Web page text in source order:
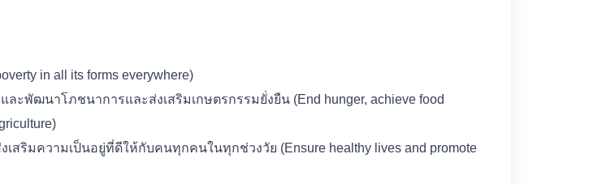
in all its forms everywhere)
ะพัฒนาโภชนาการและส่งเสริมเกษตรกรรมยั่งยืน (End hunger, achieve food
ริมความเป็นอยู่ที่ดีให้กับคนทุกคนในทุกช่วงวัย (Ensure healthy lives and promote